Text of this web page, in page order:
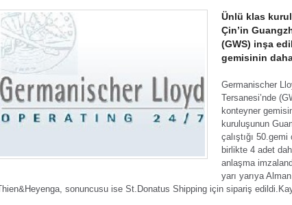
Ünlü klas
Çin’in
(GWS) inşa
gemisinin
Germanischer
Tersanesi’nde
konteyner
kuruluşunun
çalıştığı
birlikte 4 adet
anlaşma
yarı yarıya
sonuncusu ise St.Donatus Shipping için sipariş edildi.